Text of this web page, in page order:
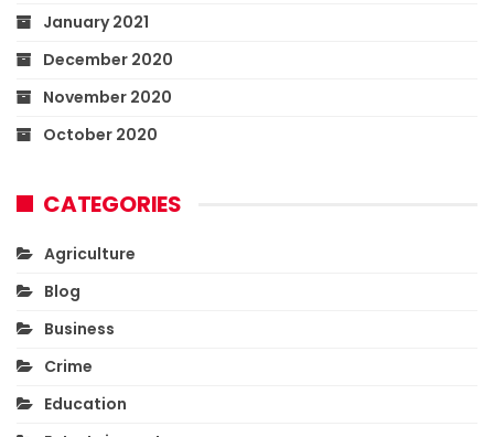
January 2021
December 2020
November 2020
October 2020
CATEGORIES
Agriculture
Blog
Business
Crime
Education